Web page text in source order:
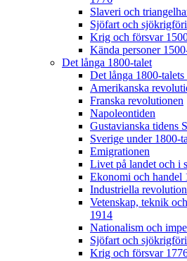
Slaveri och
Sjöfart och
Krig och försvar
Kända personer
Det långa 1800-talet
Det långa 1800-
Amerikanska
Franska revolutionen
Napoleontiden
Gustavianska tidens
Sverige under 1800-
Emigrationen
Livet på landet och i
Ekonomi och handel
Industriella
Vetenskap, teknik
1914
Nationalism och
Sjöfart och
Krig och försvar